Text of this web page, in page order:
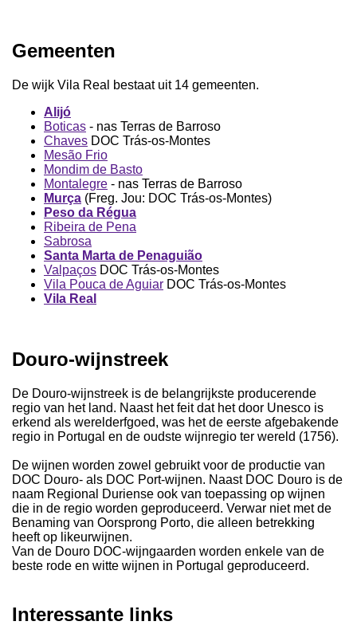
Gemeenten
De wijk Vila Real bestaat uit 14 gemeenten.
Alijó
Boticas - nas Terras de Barroso
Chaves DOC Trás-os-Montes
Mesão Frio
Mondim de Basto
Montalegre - nas Terras de Barroso
Murça (Freg. Jou: DOC Trás-os-Montes)
Peso da Régua
Ribeira de Pena
Sabrosa
Santa Marta de Penaguião
Valpaços DOC Trás-os-Montes
Vila Pouca de Aguiar DOC Trás-os-Montes
Vila Real
Douro-wijnstreek
De Douro-wijnstreek is de belangrijkste producerende
regio van het land. Naast het feit dat het door Unesco is
erkend als werelderfgoed, was het de eerste afgebakende
regio in Portugal en de oudste wijnregio ter wereld (1756).
De wijnen worden zowel gebruikt voor de productie van
DOC Douro- als DOC Port-wijnen. Naast DOC Douro is de
naam Regional Duriense ook van toepassing op wijnen
die in de regio worden geproduceerd. Verwar niet met de
Benaming van Oorsprong Porto, die alleen betrekking
heeft op likeurwijnen.
Van de Douro DOC-wijngaarden worden enkele van de
beste rode en witte wijnen in Portugal geproduceerd.
Interessante links